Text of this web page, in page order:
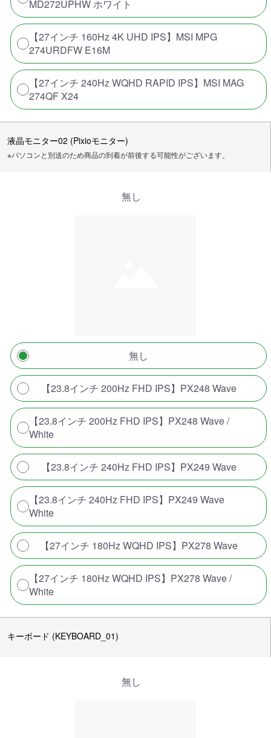
MD272UPHW ホワイト
【27インチ 160Hz 4K UHD IPS】MSI MPG
274URDFW E16M
【27インチ 240Hz WQHD RAPID IPS】MSI MAG
274QF X24
液晶モニター02 (Pixioモニター)
※パソコンと別送のため商品の到着が前後する可能性がございます。
無し
無し
【23.8インチ 200Hz FHD IPS】PX248 Wave
【23.8インチ 200Hz FHD IPS】PX248 Wave /
White
【23.8インチ 240Hz FHD IPS】PX249 Wave
【23.8インチ 240Hz FHD IPS】PX249 Wave
White
【27インチ 180Hz WQHD IPS】PX278 Wave
【27インチ 180Hz WQHD IPS】PX278 Wave /
White
キーボード (KEYBOARD_01)
無し